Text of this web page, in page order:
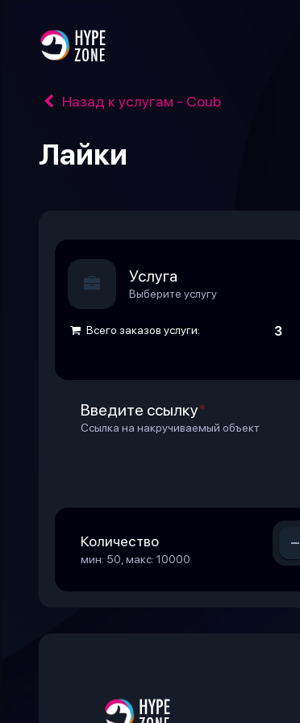
Назад к услугам - Coub
Лайки
Услуга
Выберите услугу
Всего заказов услуги: 3
Введите ссылку*
Ссылка на накручиваемый объект
Количество
мин: 50, макс: 10000
-